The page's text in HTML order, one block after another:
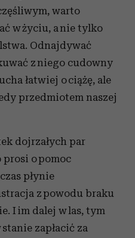
warto
w życiu, a nie tylko
Odnajdywać
z niego cudowny
łatwiej o ciążę, ale
przedmiotem naszej
dojrzałych par
prosi o pomoc
płynie
z powodu braku
I im dalej w las, tym
zapłacić za